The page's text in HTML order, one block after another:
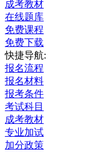
成考教材
在线题库
免费课程
免费下载
快捷导航:
报名流程
报名材料
报考条件
考试科目
成考教材
专业加试
加分政策